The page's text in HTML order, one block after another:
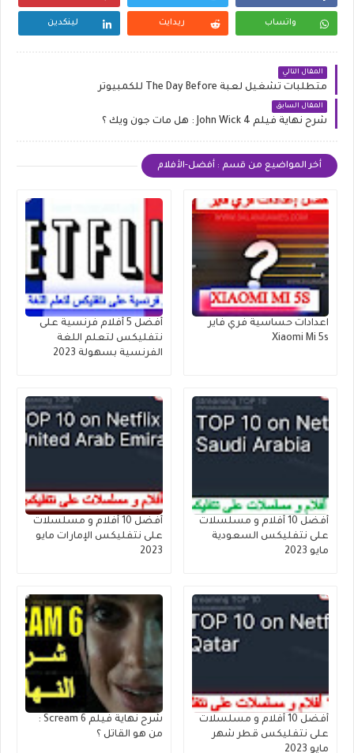
واتساب ريدايت لينكدين
المقال التالي
متطلبات تشغيل لعبة The Day Before للكمبيوتر
المقال السابق
شرح نهاية فيلم John Wick 4 : هل مات جون ويك ؟
أخر المواضيع من قسم : أفضل-الأفلام
اعدادات حساسية فري فاير
Xiaomi Mi 5s
أفضل 5 أفلام فرنسية على
نتفليكس لتعلم اللغة
الفرنسية بسهولة 2023
أفضل 10 أفلام و مسلسلات
على نتفليكس السعودية
مايو 2023
أفضل 10 أفلام و مسلسلات
على نتفليكس الإمارات مايو
2023
أفضل 10 أفلام و مسلسلات
على نتفليكس قطر شهر
مايو 2023
شرح نهاية فيلم Scream 6 :
من هو القاتل ؟